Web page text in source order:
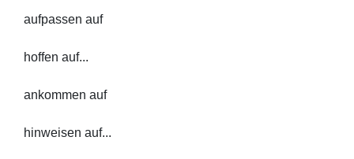
aufpassen auf
hoffen auf...
ankommen auf
hinweisen auf...